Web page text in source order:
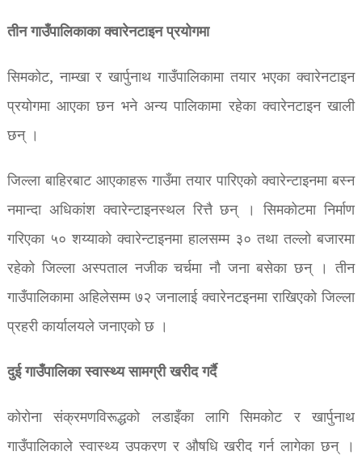
तीन गाउँपालिकाका क्वारेनटाइन प्रयोगमा
सिमकोट, नाम्खा र खार्पुनाथ गाउँपालिकामा तयार भएका क्वारेनटाइन
प्रयोगमा आएका छन भने अन्य पालिकामा रहेका क्वारेनटाइन खाली
छन् ।
जिल्ला बाहिरबाट आएकाहरू गाउँमा तयार पारिएको क्वारेन्टाइनमा बस्न
नमान्दा अधिकांश क्वारेन्टाइनस्थल रित्तै छन् । सिमकोटमा निर्माण
गरिएका ५० शय्याको क्वारेन्टाइनमा हालसम्म ३० तथा तल्लो बजारमा
रहेको जिल्ला अस्पताल नजीक चर्चमा नौ जना बसेका छन् । तीन
गाउँपालिकामा अहिलेसम्म ७२ जनालाई क्वारेनटइनमा राखिएको जिल्ला
प्रहरी कार्यालयले जनाएको छ ।
दुई गाउँपालिका स्वास्थ्य सामग्री खरीद गर्दै
कोरोना संक्रमणविरूद्धको लडाइँका लागि सिमकोट र खार्पुनाथ
गाउँपालिकाले स्वास्थ्य उपकरण र औषधि खरीद गर्न लागेका छन् ।